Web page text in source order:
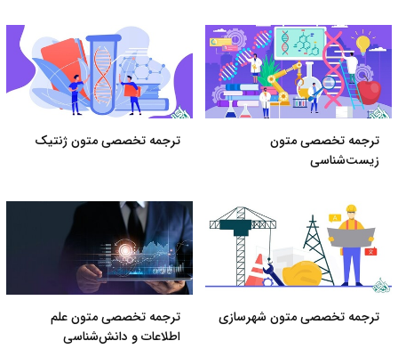
ترجمه تخصصی متون
زیست‌شناسی
ترجمه تخصصی متون ژنتیک
ترجمه تخصصی متون شهرسازی
ترجمه تخصصی متون علم
اطلاعات و دانش‌شناسی